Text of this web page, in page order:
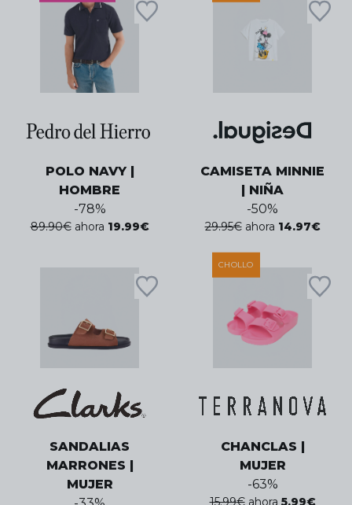
POLO NAVY |
HOMBRE
-78%
89.90€ ahora 19.99€
CAMISETA MINNIE
| NIÑA
-50%
29.95€ ahora 14.97€
SANDALIAS
MARRONES |
MUJER
CHOLLO
CHANCLAS |
MUJER
-63%
15.99€ ahora 5.99€